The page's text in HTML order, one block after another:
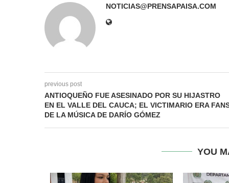
NOTICIAS@PRENSAPAISA.COM
previous post
ANTIOQUEÑO FUE ASESINADO POR SU HIJASTRO
EN EL VALLE DEL CAUCA; EL VICTIMARIO ERA
DE LA MÚSICA DE DARÍO GÓMEZ
YOU